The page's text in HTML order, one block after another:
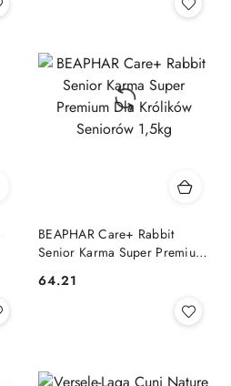
BEAPHAR Care+ Rabbit
Senior Karma Super Premium
Cena:
64.21